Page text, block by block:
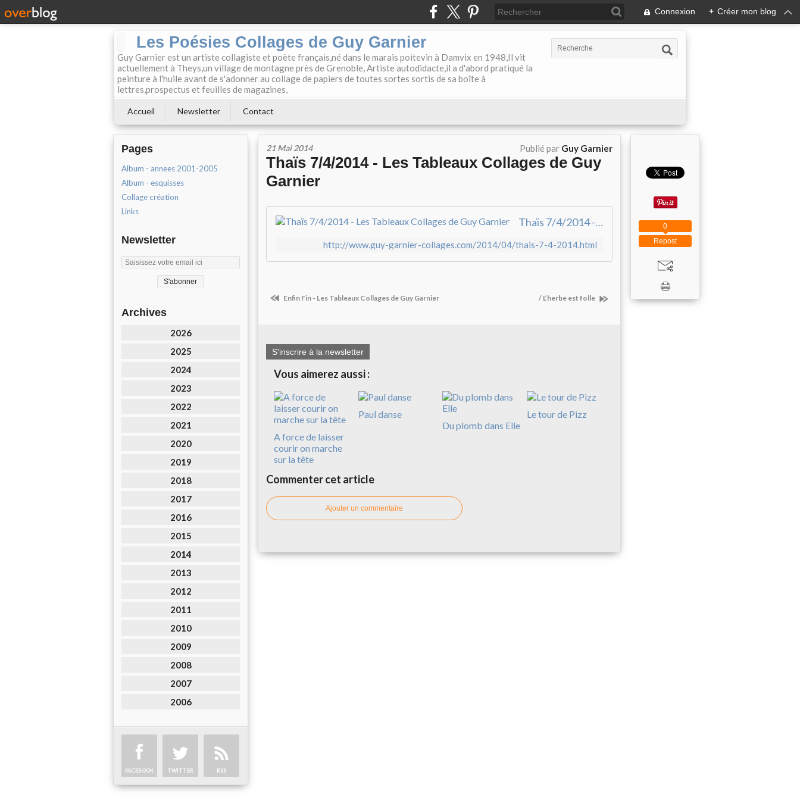
Connexion + Créer mon blog
Les Poésies Collages de Guy Garnier
Guy Garnier est un artiste collagiste et poète français,né dans le marais poitevin à Damvix en 1948,Il vit
actuellement à Theys,un village de montagne près de Grenoble, Artiste autodidacte,il a d'abord pratiqué la
peinture à l'huile avant de s'adonner au collage de papiers de toutes sortes sortis de sa boîte à
lettres,prospectus et feuilles de magazines,
Accueil Newsletter Contact
Pages
Album - annees 2001-2005
Album - esquisses
Collage création
Links
Newsletter
Archives
2026
2025
2024
2023
2022
2021
2020
2019
2018
2017
2016
2015
2014
2013
2012
2011
2010
2009
2008
2007
2006
FACEBOOK TWITTER RSS
21 Mai 2014 Publié par Guy Garnier
Thaïs 7/4/2014 - Les Tableaux Collages de Guy
Garnier
Thaïs 7/4/2014 - Les Tableaux Collages de Guy Garnier
http://www.guy-garnier-collages.com/2014/04/thais-7-4-2014.html
Enfin Fin - Les Tableaux Collages de Guy Garnier / L’herbe est folle
S'inscrire à la newsletter
Vous aimerez aussi :
A force de laisser
courir on marche
sur la tête
Paul danse
Du plomb dans Elle
Le tour de Pizz
Commenter cet article
Ajouter un commentaire
Repost
0